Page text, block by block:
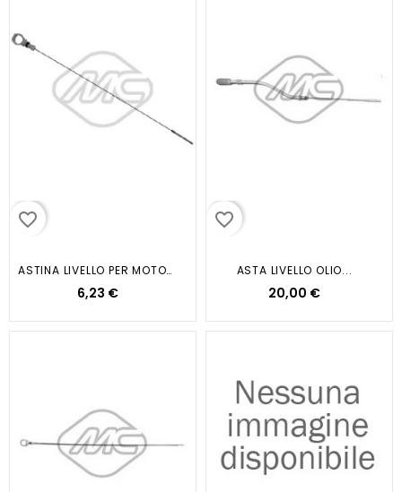
favorite_border
ASTINA LIVELLO PER MOTORE...
6,23 €
favorite_border
ASTA LIVELLO OLIO...
20,00 €